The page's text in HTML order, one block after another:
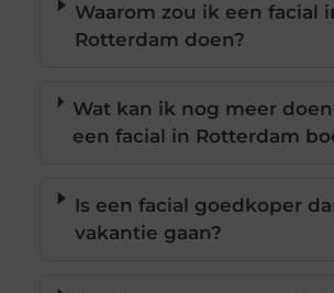
Waarom zou ik een facial
Rotterdam doen?
Wat kan ik nog meer
een facial in Rotterdam
Is een facial goedkoper
vakantie gaan?